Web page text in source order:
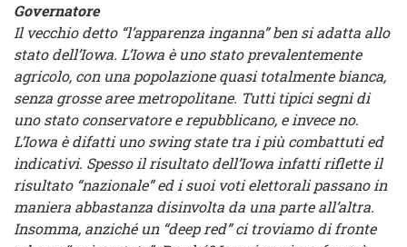
Governatore
Il vecchio detto “l’apparenza inganna” ben si adatta allo
stato dell’Iowa. L’Iowa è uno stato prevalentemente
agricolo, con una popolazione quasi totalmente bianca,
senza grosse aree metropolitane. Tutti tipici segni di
uno stato conservatore e repubblicano, e invece no.
L’Iowa è difatti uno swing state tra i più combattuti ed
indicativi. Spesso il risultato dell’Iowa infatti riflette il
risultato “nazionale” ed i suoi voti elettorali passano in
maniera abbastanza disinvolta da una parte all’altra.
Insomma, anziché un “deep red” ci troviamo di fronte